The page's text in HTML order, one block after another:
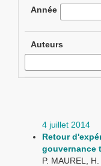
Année
Auteurs
4 juillet 2014
Retour
gouvernance
P. MAUREL,